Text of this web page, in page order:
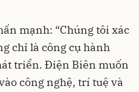
mạnh: “Chúng tôi xác
chỉ là công cụ hành
triển. Điện Biên muốn
công nghệ, trí tuệ và